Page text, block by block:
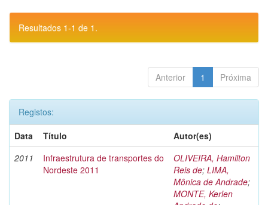
Resultados 1-1 de 1.
Anterior 1 Próxima
Registos:
Data
Título
Autor(es)
2011
Infraestrutura de transportes do
Nordeste 2011
OLIVEIRA, Hamilton
Reis de; LIMA,
Mônica de Andrade;
MONTE, Kerlen